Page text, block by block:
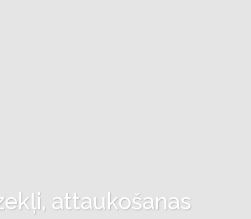
attaukošanas